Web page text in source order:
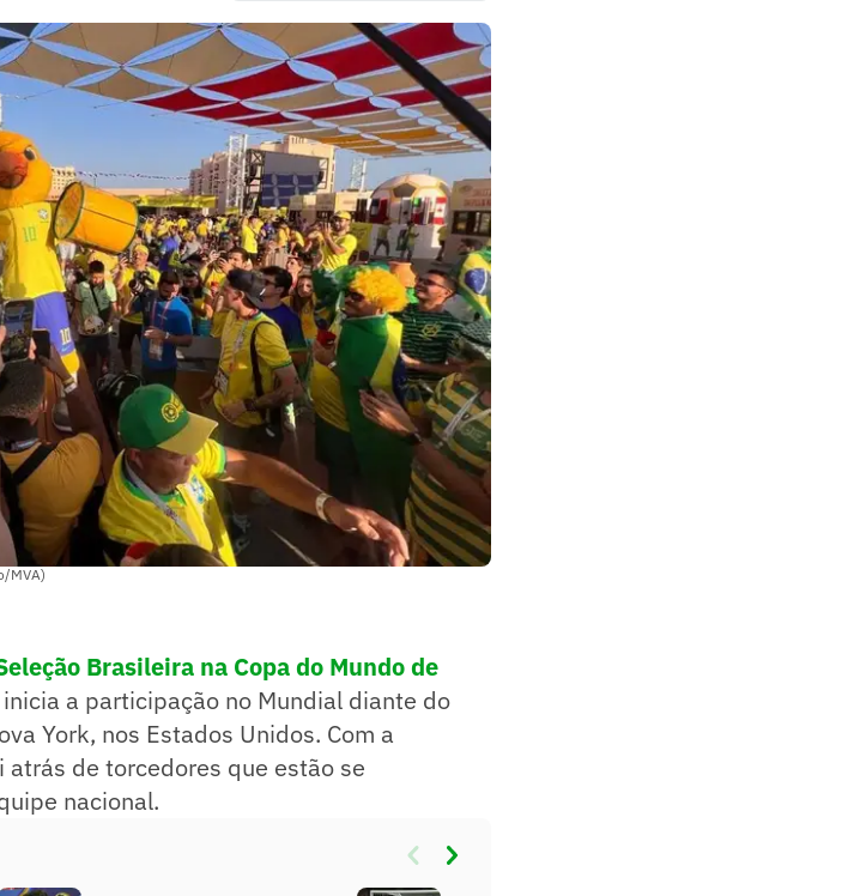
MVA)
Brasileira na Copa do Mundo de
inicia a participação no Mundial diante do
York, nos Estados Unidos. Com a
atrás de torcedores que estão se
nacional.